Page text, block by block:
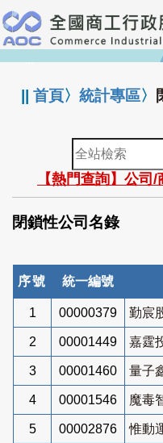
跳
到
主
要
:::
||首頁〉統計專區〉
全
站
檢
索
【熱門查詢】公司
閉鎖性公司名錄
序號 統一編號
1 00000379 勤宸
2 00001449 嘉霆
3 00001460 量子
4 00001546 魔毒
5 00002876 惟動